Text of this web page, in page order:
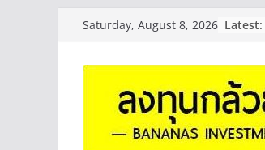
content
Saturday, August 8, 2026 Latest: